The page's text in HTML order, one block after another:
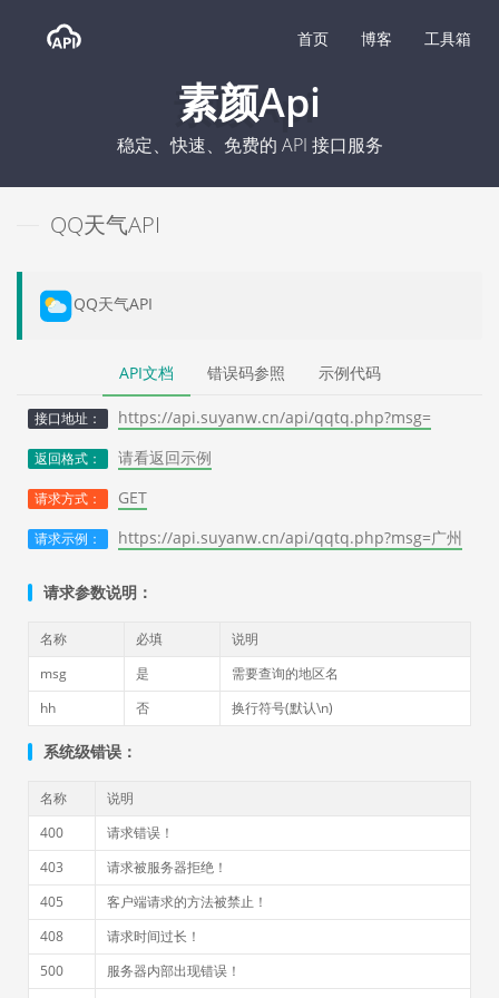
首页 博客 工具箱
素颜Api
稳定、快速、免费的 API 接口服务
QQ天气API
QQ天气API
API文档 错误码参照 示例代码
接口地址： https://api.suyanw.cn/api/qqtq.php?msg=
返回格式： 请看返回示例
请求方式： GET
请求示例： https://api.suyanw.cn/api/qqtq.php?msg=广州
请求参数说明：
名称 必填
说明
msg
是
需要查询的地区名
hh
否 换行符号(默认\n)
系统级错误：
名称
说明
400
请求错误！
403
请求被服务器拒绝！
405
客户端请求的方法被禁止！
408
请求时间过长！
500
服务器内部出现错误！